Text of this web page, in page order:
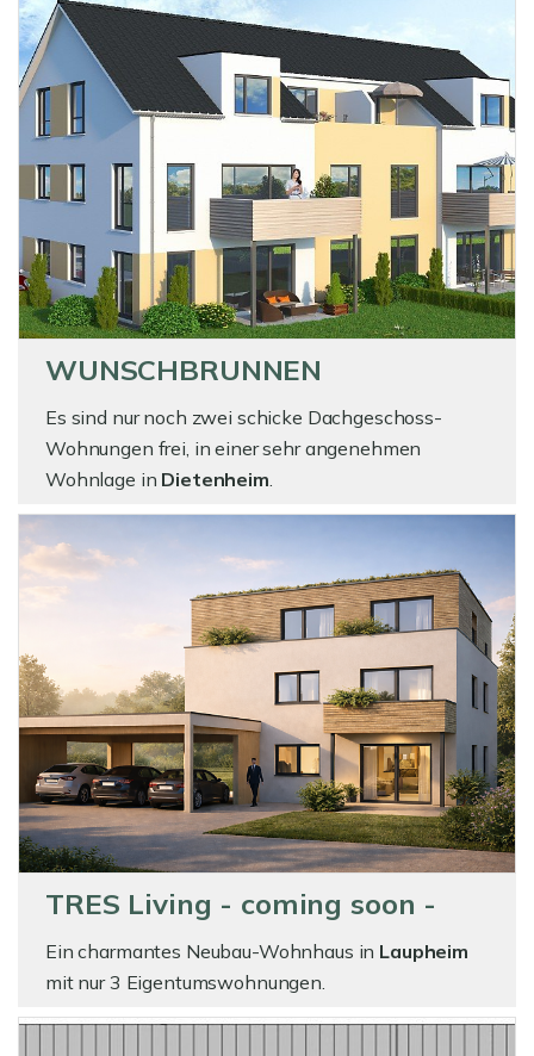
WUNSCHBRUNNEN
Es sind nur noch zwei schicke Dachgeschoss-
Wohnungen frei, in einer sehr angenehmen
Wohnlage in Dietenheim
TRES Living - coming soon -
Ein charmantes Neubau-Wohnhaus in Laupheim
mit nur 3 Eigentumswohnungen.